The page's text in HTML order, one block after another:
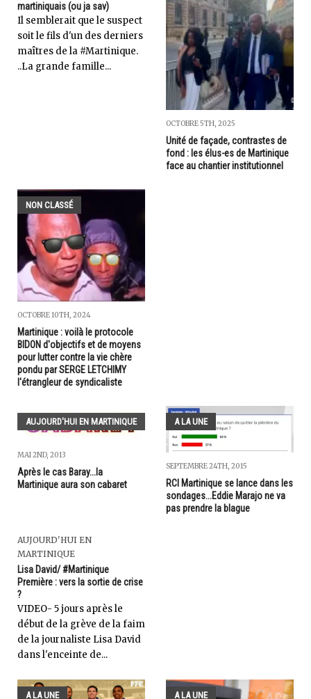
martiniquais (ou ja sav)
Il semblerait que le suspect
soit le fils d'un des derniers
maîtres de la #Martinique.
..La grande famille...
OCTOBRE 5TH, 2025
Unité de façade, contrastes de
fond : les élus-es de Martinique
face au chantier institutionnel
NON CLASSÉ
OCTOBRE 10TH, 2024
Martinique : voilà le protocole
BIDON d'objectifs et de moyens
pour lutter contre la vie chère
pondu par SERGE LETCHIMY
l'étrangleur de syndicaliste
AUJOURD'HUI EN MARTINIQUE
MAI 2ND, 2013
Après le cas Baray...la
Martinique aura son cabaret
A LA UNE
SEPTEMBRE 24TH, 2015
RCI Martinique se lance dans les
sondages...Eddie Marajo ne va
pas prendre la blague
AUJOURD'HUI EN
MARTINIQUE
Lisa David/ #Martinique
Première : vers la sortie de crise
?
VIDEO- 5 jours après le
début de la grève de la faim
de la journaliste Lisa David
dans l'enceinte de...
A LA UNE A LA UNE